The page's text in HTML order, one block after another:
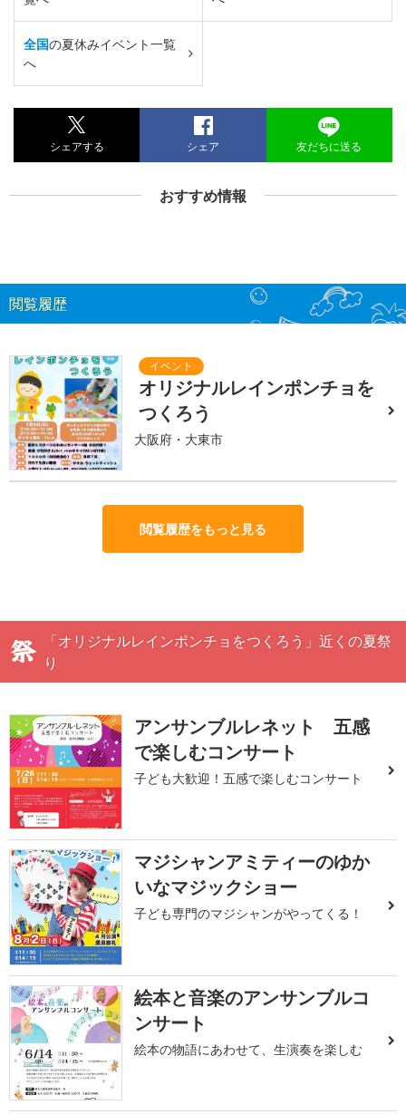
全国の夏休みイベント一覧
へ
シェアする シェア 友だちに送る
おすすめ情報
閲覧履歴
オリジナルレインポンチョを
つくろう
大阪府・大東市
閲覧履歴をもっと見る
「オリジナルレインポンチョをつくろう」近くの夏祭
り
アンサンブルレネット 五感
で楽しむコンサート
子ども大歓迎！五感で楽しむコンサート
マジシャンアミティーのゆか
いなマジックショー
子ども専門のマジシャンがやってくる！
絵本と音楽のアンサンブルコ
ンサート
絵本の物語にあわせて、生演奏を楽しむ